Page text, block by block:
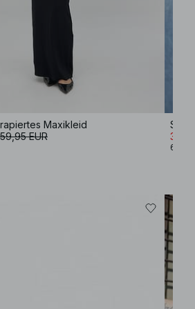
Maxikleid
59,95 EUR
6